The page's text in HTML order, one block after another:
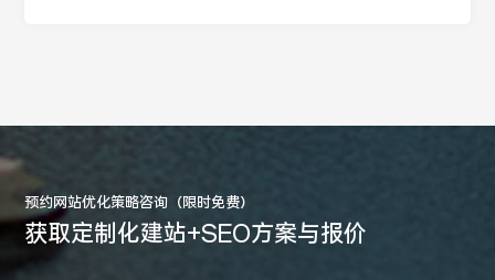
预约网站优化策略咨询（限时免费）
获取定制化建站+SEO方案与报价